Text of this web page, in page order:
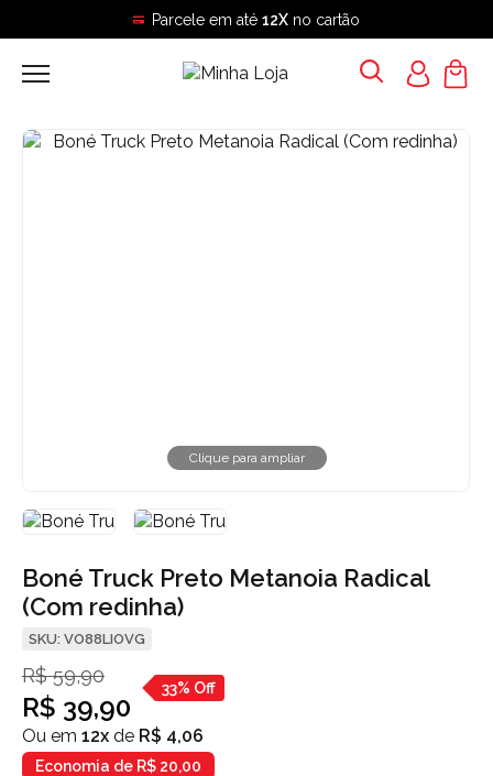
Parcele em até 12X no cartão
Clique para ampliar
Boné Truck Preto Metanoia Radical
(Com redinha)
SKU: VO88LIOVG
R$ 59,90
R$ 39,90
33% Off
Ou em 12x de R$ 4,06
Economia de R$ 20,00